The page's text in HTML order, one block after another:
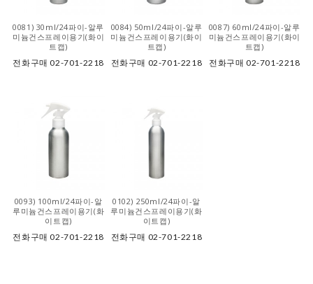
0081) 30ml/24파이-알루
미늄건스프레이용기(화이
트캡)
전화구매 02-701-2218
0084) 50ml/24파이-알루
미늄건스프레이용기(화이
트캡)
전화구매 02-701-2218
0087) 60ml/24파이-알루
미늄건스프레이용기(화이
트캡)
전화구매 02-701-2218
0093) 100ml/24파이-알
루미늄건스프레이용기(화
이트캡)
전화구매 02-701-2218
0102) 250ml/24파이-알
루미늄건스프레이용기(화
이트캡)
전화구매 02-701-2218